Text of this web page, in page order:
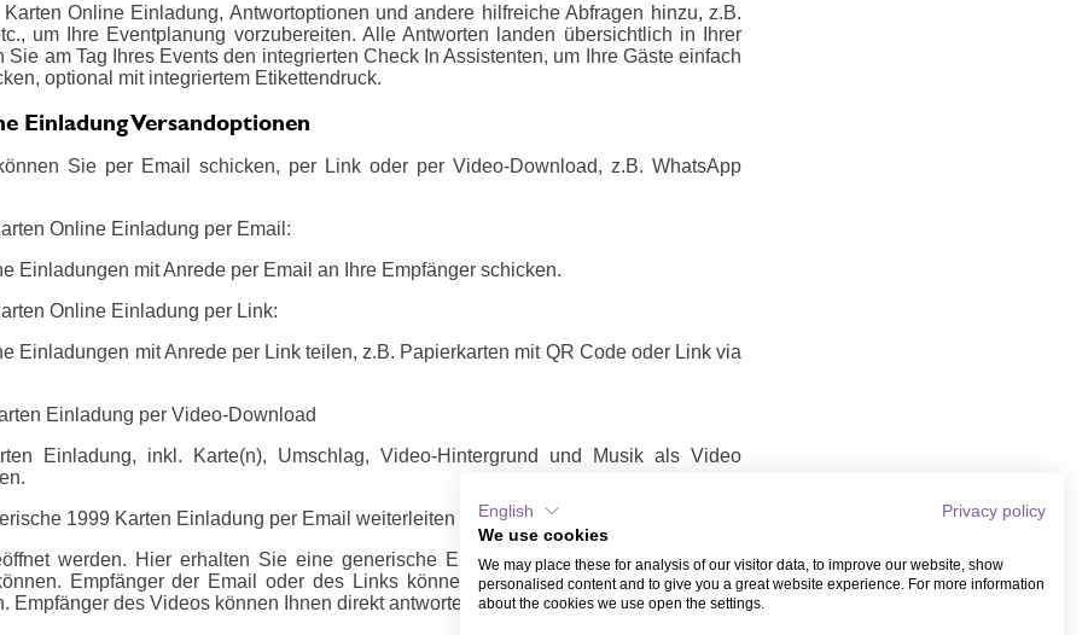
Online Einladung, Antwortoptionen und andere hilfreiche Abfragen hinzu, z.B.
um Ihre Eventplanung vorzubereiten. Alle Antworten landen übersichtlich in Ihrer
Sie am Tag Ihres Events den integrierten Check In Assistenten, um Ihre Gäste einfach
optional mit integriertem Etikettendruck.
Einladung Versandoptionen
Sie per Email schicken, per Link oder per Video-Download, z.B. WhatsApp
Online Einladung per Email:
Einladungen mit Anrede per Email an Ihre Empfänger schicken.
Online Einladung per Link:
Einladungen mit Anrede per Link teilen, z.B. Papierkarten mit QR Code oder Link via
Einladung per Video-Download
Einladung, inkl. Karte(n), Umschlag, Video-Hintergrund und Musik als Video
1999 Karten Einladung per Email weiterleiten oder per Link / Video teilen
werden. Hier erhalten Sie eine generische Email oder Link / Video, das Sie
Empfänger der Email oder des Links können sich mit Name und Email bei
Empfänger des Videos können Ihnen direkt antworten, z.B. über WhatsApp.
English
Privacy policy
We use cookies
We may place these for analysis of our visitor data, to improve our website, show
personalised content and to give you a great website experience. For more information
about the cookies we use open the settings.